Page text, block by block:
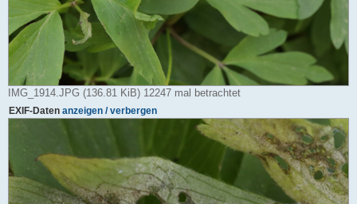
IMG_1914.JPG (136.81 KiB) 12247 mal betrachtet
EXIF-Daten anzeigen / verbergen